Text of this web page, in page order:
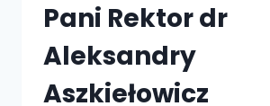
Pani Rektor dr
Aleksandry
Aszkiełowicz